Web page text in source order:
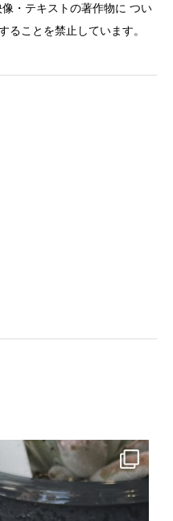
・テキストの著作物に つい
ることを禁止しています。